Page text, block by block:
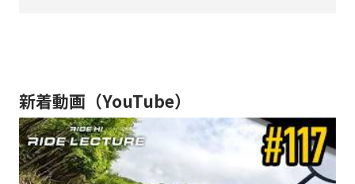
新着動画（YouTube）